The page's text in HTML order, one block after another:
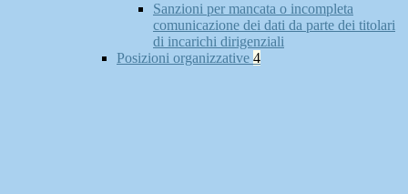
Sanzioni per mancata o incompleta
comunicazione dei dati da parte dei titolari
di incarichi dirigenziali
Posizioni organizzative 4